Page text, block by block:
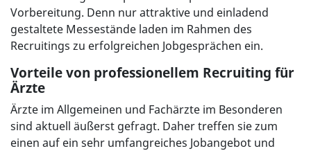
Vorbereitung. Denn nur attraktive und einladend
gestaltete Messestände laden im Rahmen des
Recruitings zu erfolgreichen Jobgesprächen ein.
Vorteile von professionellem Recruiting für
Ärzte
Ärzte im Allgemeinen und Fachärzte im Besonderen
sind aktuell äußerst gefragt. Daher treffen sie zum
einen auf ein sehr umfangreiches Jobangebot und